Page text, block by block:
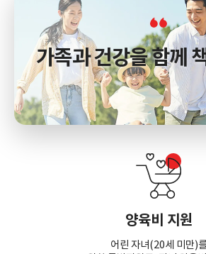
가족과 건강을 함께
양육비 지원
어린 자녀(20세 미만)